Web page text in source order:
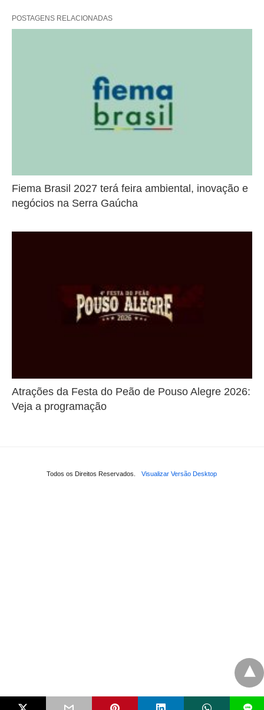
POSTAGENS RELACIONADAS
Fiema Brasil 2027 terá feira ambiental, inovação e
negócios na Serra Gaúcha
Atrações da Festa do Peão de Pouso Alegre 2026:
Veja a programação
Todos os Direitos Reservados. Visualizar Versão Desktop